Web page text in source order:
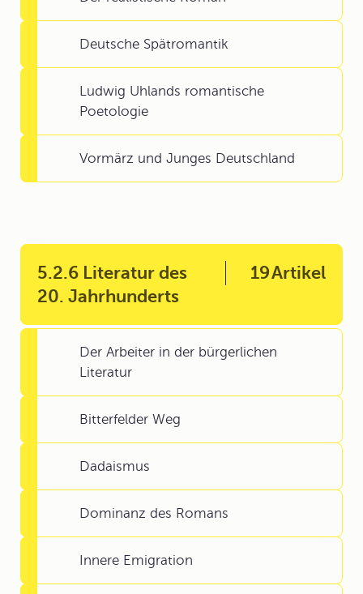
Deutsche Spätromantik
Ludwig Uhlands romantische
Poetologie
Vormärz und Junges Deutschland
5.2.6 Literatur des
20. Jahrhunderts
19Artikel
Der Arbeiter in der bürgerlichen
Literatur
Bitterfelder Weg
Dadaismus
Dominanz des Romans
Innere Emigration